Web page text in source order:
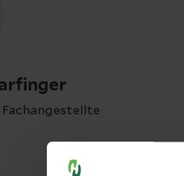
Fachangestellte